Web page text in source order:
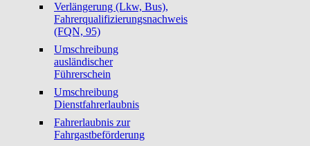
Verlängerung (Lkw, Bus),
Fahrerqualifizierungsnachweis
(FQN, 95)
Umschreibung
ausländischer
Führerschein
Umschreibung
Dienstfahrerlaubnis
Fahrerlaubnis zur
Fahrgastbeförderung